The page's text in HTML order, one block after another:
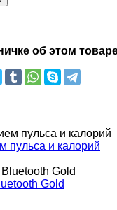
об этом
пульса и калорий
Gold